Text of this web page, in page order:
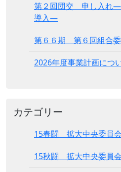
第２回団交 申し入れ―
導入―
第６６期 第６回組合
2026年度事業計画につ
カテゴリー
15春闘 拡大中央委員会
15秋闘 拡大中央委員会